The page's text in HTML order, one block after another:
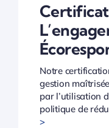
Notre
gestion
par l’utilisation
politique de
>